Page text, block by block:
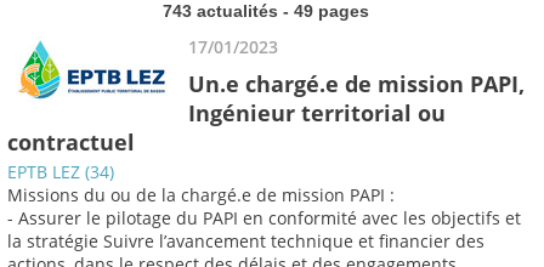
743 actualités - 49 pages
17/01/2023
Un.e chargé.e de mission PAPI,
Ingénieur territorial ou
contractuel
EPTB LEZ (34)
Missions du ou de la chargé.e de mission PAPI :
- Assurer le pilotage du PAPI en conformité avec les objectifs et
la stratégie Suivre l’avancement technique et financier des